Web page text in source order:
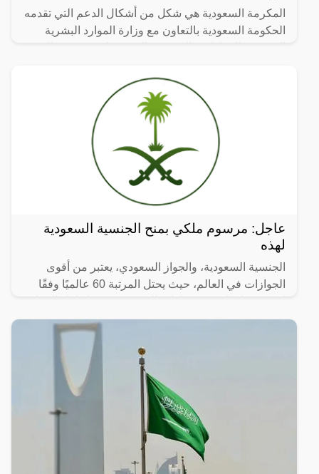
المكرمة السعودية هي شكل من أشكال الدعم التي تقدمه
الحكومة السعودية بالتعاون مع وزارة الموارد البشرية
عاجل: مرسوم ملكي بمنح الجنسية السعودية
لهذه
الجنسية السعودية، والجواز السعودي، يعتبر من أقوى
الجوازات في العالم، حيث يحتل المرتبة 60 عالميًا وفقًا